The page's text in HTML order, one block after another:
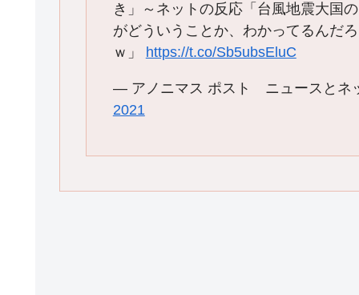
き」～ネットの反応「台風地震大国
がどういうことか、わかってるんだ
ｗ」
https://t.co/Sb5ubsEluC
— アノニマス ポスト ニュースとネ
2021